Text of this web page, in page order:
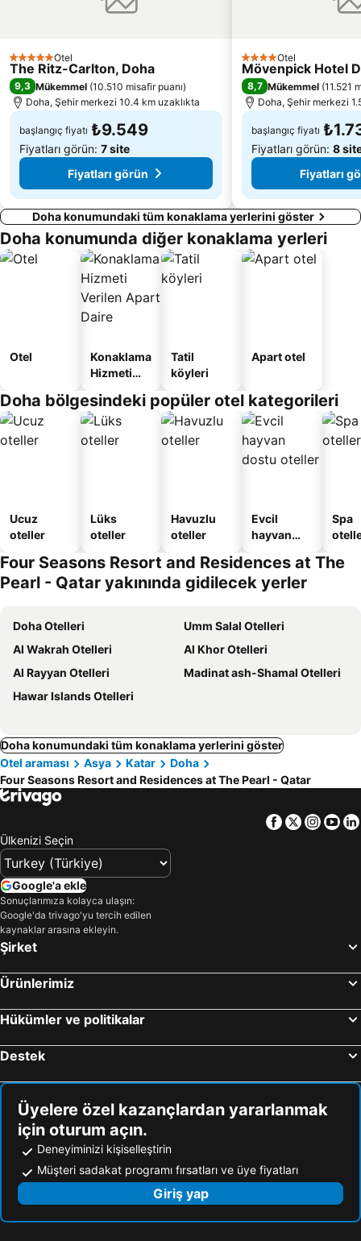
5 Yıldız Otel
The Ritz-Carlton, Doha
9,3 Mükemmel (10.510 misafir puanı)
Doha, Şehir merkezi 10.4 km uzaklıkta
başlangıç fiyatı ₺9.549
Fiyatları görün: 7 site
Fiyatları görün
4 YıldızOtel
Mövenpick Hotel
8,7 Mükemmel (11.521
Doha, Şehir merkezi
başlangıç fiyatı
Fiyatları görün: 8
Fiyatları
Doha konumundaki tüm konaklama yerlerini göster
Doha konumunda diğer konaklama yerleri
Otel
Konaklama
Hizmeti
Apart
Daire
Tatil
köyleri
Apart otel
Doha bölgesindeki popüler otel kategorileri
Ucuz
oteller
Lüks
oteller
Havuzlu
oteller
Evcil
hayvan
oteller
Spa
Four Seasons Resort and Residences at The
Pearl - Qatar yakınında gidilecek yerler
Doha Otelleri
Umm Salal Otelleri
Al Wakrah Otelleri
Al Khor Otelleri
Al Rayyan Otelleri
Madinat ash-Shamal Otelleri
Hawar Islands Otelleri
Doha konumundaki tüm konaklama yerlerini göster
Otel araması
Asya Katar
Doha
Four Seasons Resort and Residences at The Pearl - Qatar
Facebook
Twitter
Ülkenizi Seçin
Google'a ekle
Sonuçlarımıza kolayca ulaşın:
Google'da trivago'yu tercih edilen
kaynaklar arasına ekleyin.
Şirket
Ürünlerimiz
Hükümler ve politikalar
Destek
Üyelere özel kazançlardan yararlanmak
için oturum açın.
Deneyiminizi kişiselleştirin
Müşteri sadakat programı fırsatları ve üye fiyatları
Giriş yap